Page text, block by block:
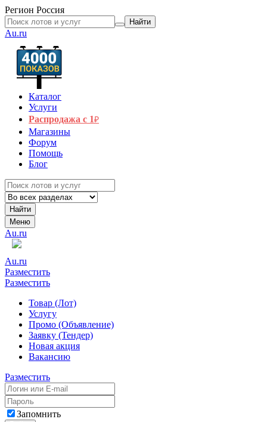
Регион Россия
Найти
Au.ru
Каталог
Услуги
Распродажа с 1₽
Магазины
Форум
Помощь
Блог
Найти
Меню
Au.ru
Au.ru
Разместить
Разместить
Товар (Лот)
Услугу
Промо (Объявление)
Заявку (Тендер)
Новая акция
Вакансию
Разместить
Запомнить